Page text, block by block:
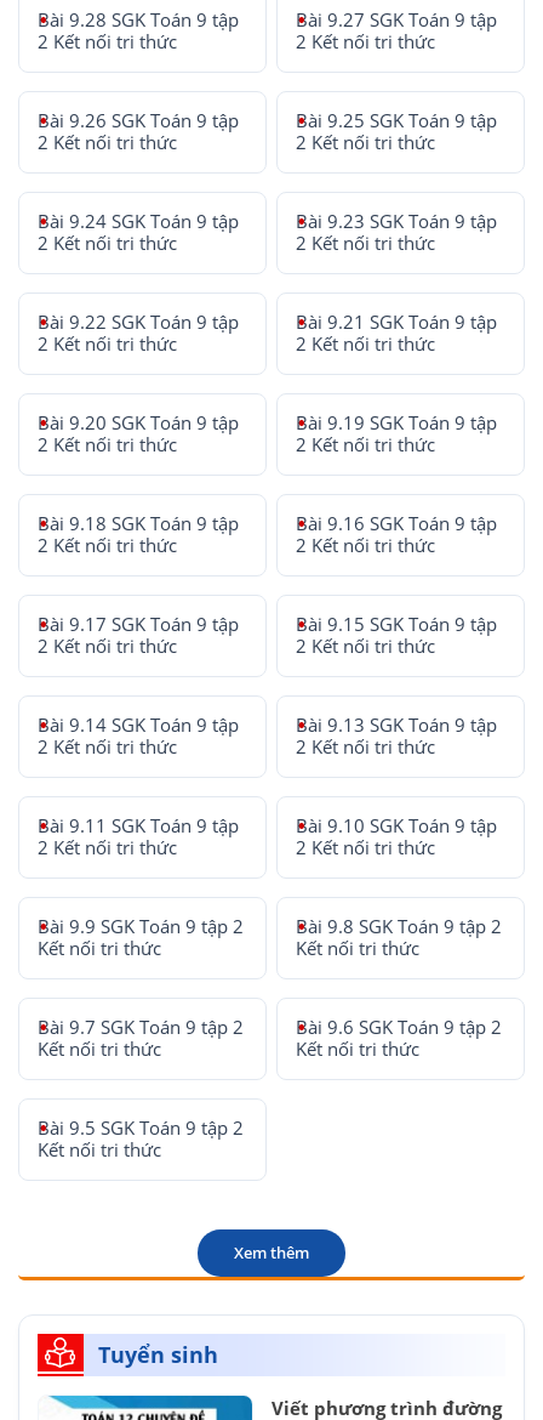
Bài 9.28 SGK Toán 9 tập
2 Kết nối tri thức
Bài 9.27 SGK Toán 9 tập
2 Kết nối tri thức
Bài 9.26 SGK Toán 9 tập
2 Kết nối tri thức
Bài 9.25 SGK Toán 9 tập
2 Kết nối tri thức
Bài 9.24 SGK Toán 9 tập
2 Kết nối tri thức
Bài 9.23 SGK Toán 9 tập
2 Kết nối tri thức
Bài 9.22 SGK Toán 9 tập
2 Kết nối tri thức
Bài 9.21 SGK Toán 9 tập
2 Kết nối tri thức
Bài 9.20 SGK Toán 9 tập
2 Kết nối tri thức
Bài 9.19 SGK Toán 9 tập
2 Kết nối tri thức
Bài 9.18 SGK Toán 9 tập
2 Kết nối tri thức
Bài 9.16 SGK Toán 9 tập
2 Kết nối tri thức
Bài 9.17 SGK Toán 9 tập
2 Kết nối tri thức
Bài 9.15 SGK Toán 9 tập
2 Kết nối tri thức
Bài 9.14 SGK Toán 9 tập
2 Kết nối tri thức
Bài 9.13 SGK Toán 9 tập
2 Kết nối tri thức
Bài 9.11 SGK Toán 9 tập
2 Kết nối tri thức
Bài 9.10 SGK Toán 9 tập
2 Kết nối tri thức
Bài 9.9 SGK Toán 9 tập 2
Kết nối tri thức
Bài 9.8 SGK Toán 9 tập 2
Kết nối tri thức
Bài 9.7 SGK Toán 9 tập 2
Kết nối tri thức
Bài 9.6 SGK Toán 9 tập 2
Kết nối tri thức
Bài 9.5 SGK Toán 9 tập 2
Kết nối tri thức
Xem thêm
Tuyển sinh
Viết phương trình đường